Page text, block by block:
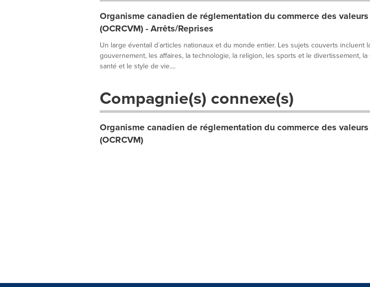
Organisme canadien de réglementation du commerce des
(OCRCVM) - Arrêts/Reprises
Un large éventail d´articles nationaux et du monde entier. Les sujets couverts incluent
gouvernement, les affaires, la technologie, la religion, les sports et le divertissement, la
santé et le style de vie....
Compagnie(s) connexe(s)
Organisme canadien de réglementation du commerce des
(OCRCVM)